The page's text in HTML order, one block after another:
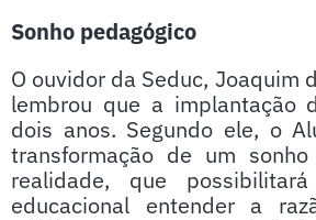
Sonho pedagógico
O ouvidor da Seduc, Joaquim
lembrou que a implantação
dois anos. Segundo ele, o
transformação de um
realidade, que
educacional entender a